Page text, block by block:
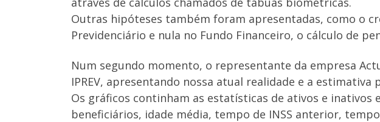
Outras hipóteses também foram apresentadas, como o
Previdenciário e nula no Fundo Financeiro, o cálculo de
Num segundo momento, o representante da empresa
IPREV, apresentando nossa atual realidade e a estimativa
Os gráficos continham as estatísticas de ativos e inativos
beneficiários, idade média, tempo de INSS anterior,